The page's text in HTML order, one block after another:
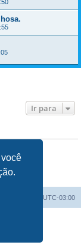
Ir para
UTC-03:00